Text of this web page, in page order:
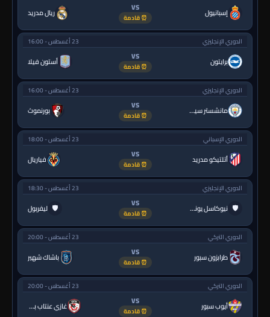
إسبانيول VS
⏰ قادمة ريال مدريد
الدوري الإنجليزي 23 أغسطس - 16:00
برايتون VS
⏰ قادمة أستون فيلا
الدوري الإنجليزي 23 أغسطس - 16:00
مانشستر سيتي VS
⏰ قادمة بورنموث
الدوري الإسباني 23 أغسطس - 18:00
أتلتيكو مدريد VS
⏰ قادمة فياريال
الدوري الإنجليزي 23 أغسطس - 18:30
🛡 نيوكاسل يونايتد VS
⏰ قادمة ليفربول 🛡
الدوري التركي 23 أغسطس - 20:00
طرابزون سبور VS
⏰ قادمة باشاك شهير
الدوري التركي 23 أغسطس - 20:00
أيوب سبور VS
⏰ قادمة غازي عنتاب بي.بي.كي.